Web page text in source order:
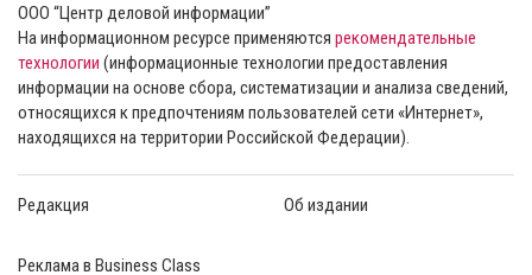
ООО “Центр деловой информации”
На информационном ресурсе применяются рекомендательные
технологии (информационные технологии предоставления
информации на основе сбора, систематизации и анализа сведений,
относящихся к предпочтениям пользователей сети «Интернет»,
находящихся на территории Российской Федерации).
Редакция Об издании
Реклама в Business Class